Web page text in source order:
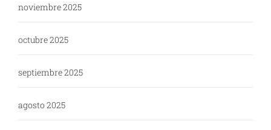
noviembre 2025
octubre 2025
septiembre 2025
agosto 2025